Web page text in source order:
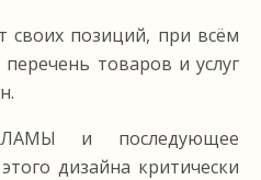
своих позиций, при всём
перечень товаров и услуг
и последующее
дизайна критически